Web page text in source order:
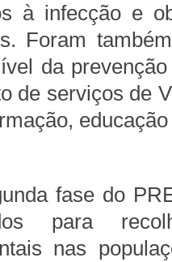
à infecção e
Foram
da
de serviços de
fase do
para
nas